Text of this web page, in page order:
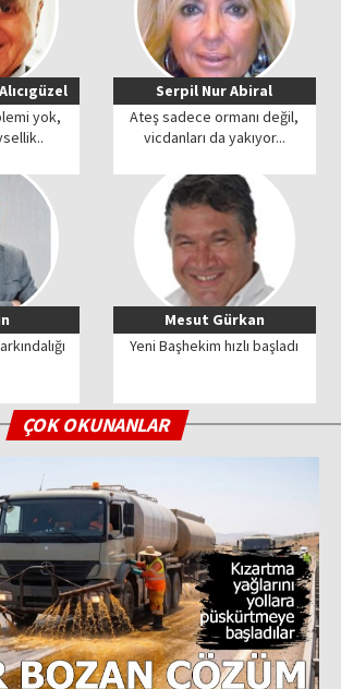
yok,
Serpil Nur Abiral
Ateş sadece ormanı değil,
vicdanları da yakıyor...
Mesut Gürkan
Yeni Başhekim hızlı başladı
ÇOK OKUNANLAR